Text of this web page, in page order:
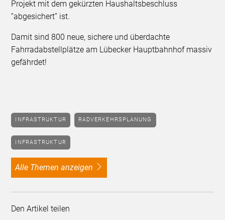
Projekt mit dem gekürzten Haushaltsbeschluss
“abgesichert” ist.
Damit sind 800 neue, sichere und überdachte
Fahrradabstellplätze am Lübecker Hauptbahnhof massiv
gefährdet!
INFRASTRUKTUR RADVERKEHRSPLANUNG
INFRASTRUKTUR
alle Themen anzeigen
Den Artikel teilen